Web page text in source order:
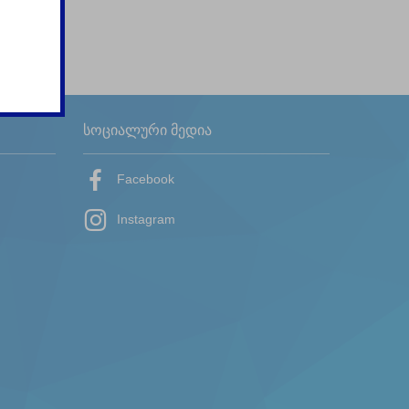
სოციალური მედია
Facebook
Instagram